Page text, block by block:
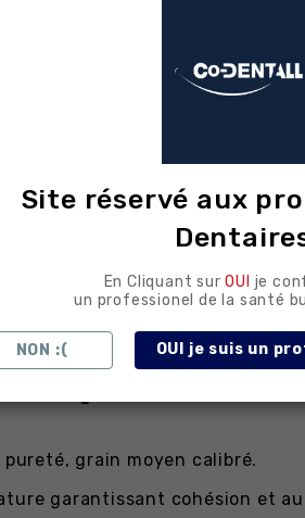
monolithique au fauteuil.
serrés après essayage.
en disilicate de lithium.
céramiques avant collage.
équilibration en bouche.
à l'acide
CAM en chairside.
grain moyen calibré.
garantissant cohésion et
Site réservé aux
En Cliquant surOUI je
un professionel de la santé
NON :( OUI je suis un